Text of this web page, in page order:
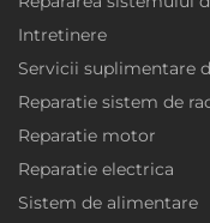
Intretinere
Servicii suplimentare
Reparatie sistem de
Reparatie motor
Reparatie electrica
Sistem de alimentare